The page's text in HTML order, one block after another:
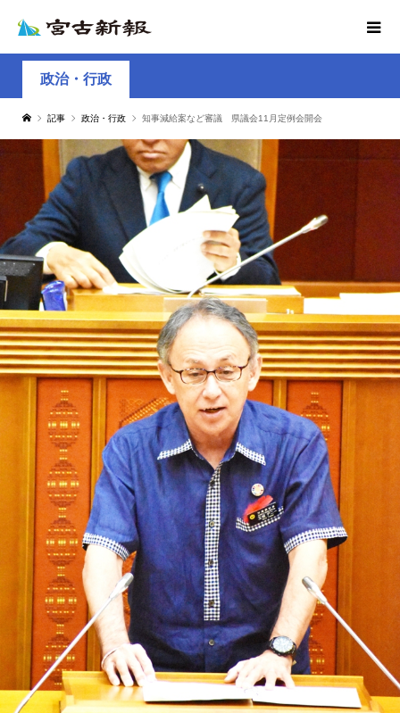
政治・行政
記事 政治・行政 知事減給案など審議 県議会11月定例会開会